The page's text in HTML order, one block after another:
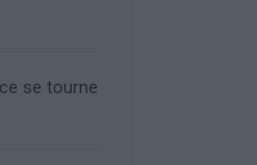
se tourne